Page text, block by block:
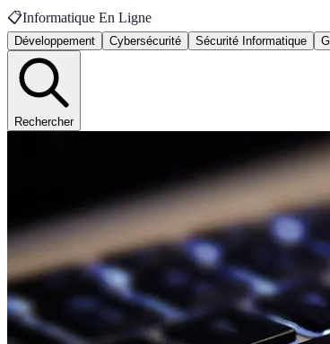
📋Informatique En Ligne
Développement Cybersécurité Sécurité Informatique
Rechercher